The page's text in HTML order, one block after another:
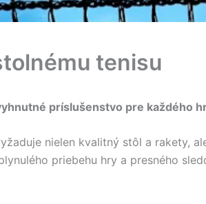
tenisu
príslušenstvo pre každého
nielen kvalitný stôl a rakety,
priebehu hry a presného